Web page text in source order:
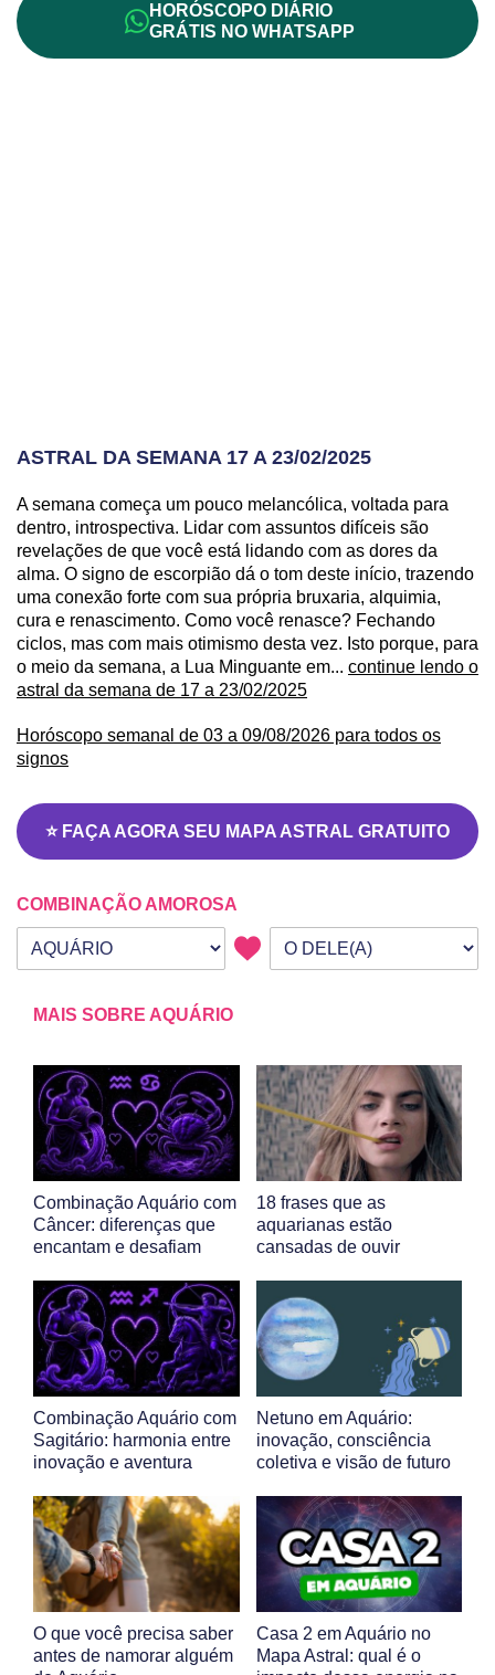
HORÓSCOPO DIÁRIO
GRÁTIS NO WHATSAPP
ASTRAL DA SEMANA 17 A 23/02/2025
A semana começa um pouco melancólica, voltada para
dentro, introspectiva. Lidar com assuntos difíceis são
revelações de que você está lidando com as dores da
alma. O signo de escorpião dá o tom deste início, trazendo
uma conexão forte com sua própria bruxaria, alquimia,
cura e renascimento. Como você renasce? Fechando
ciclos, mas com mais otimismo desta vez. Isto porque, para
o meio da semana, a Lua Minguante em... continue lendo o
astral da semana de 17 a 23/02/2025
Horóscopo semanal de 03 a 09/08/2026 para todos os
signos
⭐ FAÇA AGORA SEU MAPA ASTRAL GRATUITO
COMBINAÇÃO AMOROSA
Seu signo
Signo da outra pessoa
MAIS SOBRE AQUÁRIO
Combinação Aquário com
Câncer: diferenças que
encantam e desafiam
18 frases que as
aquarianas estão
cansadas de ouvir
Combinação Aquário com
Sagitário: harmonia entre
inovação e aventura
Netuno em Aquário:
inovação, consciência
coletiva e visão de futuro
O que você precisa saber
antes de namorar alguém
Casa 2 em Aquário no
Mapa Astral: qual é o